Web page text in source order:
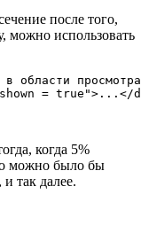
после того,
можно использовать
области просмотра
shown = true ">...</
когда 5%
можно было бы
и так далее.